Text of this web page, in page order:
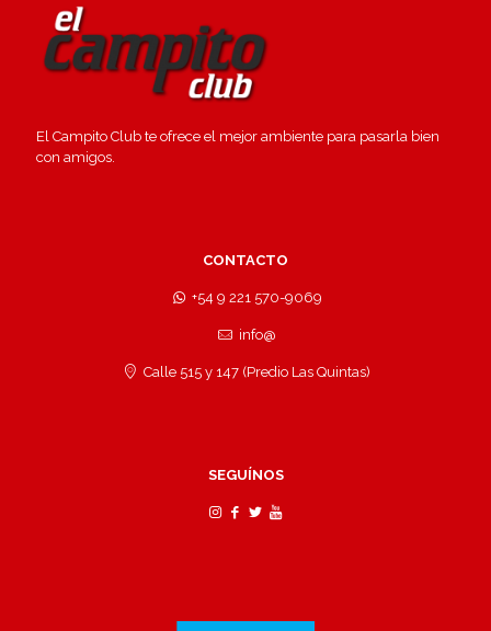
El Campito Club te ofrece el mejor ambiente para pasarla bien
con amigos.
CONTACTO
+54 9 221 570-9069
info@
Calle 515 y 147 (Predio Las Quintas)
SEGUÍNOS